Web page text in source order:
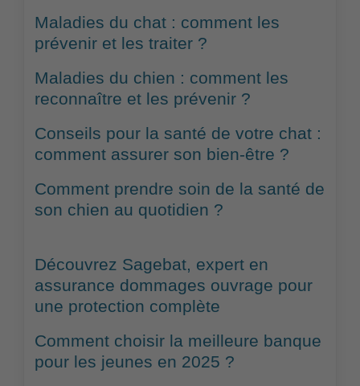
Maladies du chat : comment les
prévenir et les traiter ?
Maladies du chien : comment les
reconnaître et les prévenir ?
Conseils pour la santé de votre chat :
comment assurer son bien-être ?
Comment prendre soin de la santé de
son chien au quotidien ?
Découvrez Sagebat, expert en
assurance dommages ouvrage pour
une protection complète
Comment choisir la meilleure banque
pour les jeunes en 2025 ?